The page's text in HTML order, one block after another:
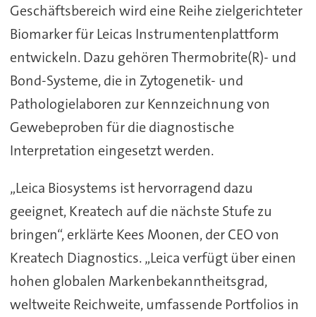
Geschäftsbereich wird eine Reihe zielgerichteter
Biomarker für Leicas Instrumentenplattform
entwickeln. Dazu gehören Thermobrite(R)- und
Bond-Systeme, die in Zytogenetik- und
Pathologielaboren zur Kennzeichnung von
Gewebeproben für die diagnostische
Interpretation eingesetzt werden.
„Leica Biosystems ist hervorragend dazu
geeignet, Kreatech auf die nächste Stufe zu
bringen“, erklärte Kees Moonen, der CEO von
Kreatech Diagnostics. „Leica verfügt über einen
hohen globalen Markenbekanntheitsgrad,
weltweite Reichweite, umfassende Portfolios in